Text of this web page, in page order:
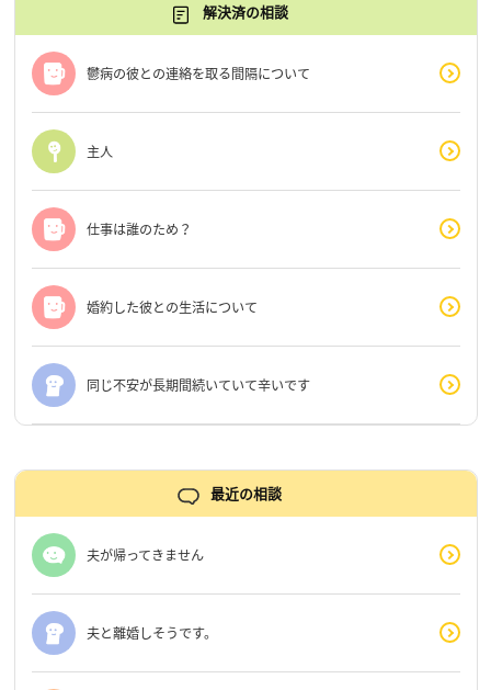
解決済の相談
鬱病の彼との連絡を取る間隔について
主人
仕事は誰のため？
婚約した彼との生活について
同じ不安が長期間続いていて辛いです
最近の相談
夫が帰ってきません
夫と離婚しそうです。